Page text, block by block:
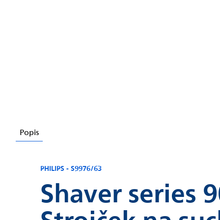
Popis
PHILIPS - S9976/63
Shaver series